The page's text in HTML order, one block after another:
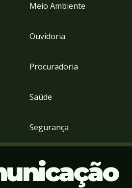
Meio Ambiente
Ouvidoria
Procuradoria
Saúde
Segurança